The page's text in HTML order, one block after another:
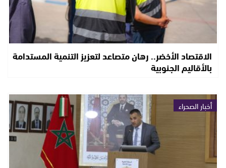
الاقتصاد الأخضر.. رهان متصاعد لتعزيز التنمية المستدامة
بالأقاليم الجنوبية
أخبار الصحراء